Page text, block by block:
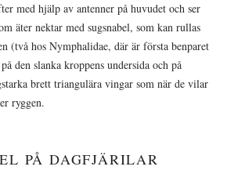
med hjälp av antenner på huvudet och ser
äter nektar med sugsnabel, som kan rullas
(två hos Nymphalidae, där är första benparet
den slanka kroppens undersida och på
brett triangulära vingar som när de vilar
ryggen.
PÅ DAGFJÄRILAR